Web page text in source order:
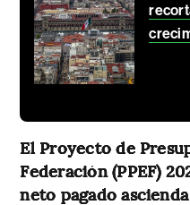
El Proyecto de
Federación (PPEF)
neto pagado